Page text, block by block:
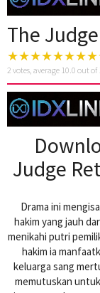
The
2 votes, average 10.0 out of
Judge
Drama ini
hakim yang jauh
menikahi putri
hakim ia
keluarga sang
memutuskan